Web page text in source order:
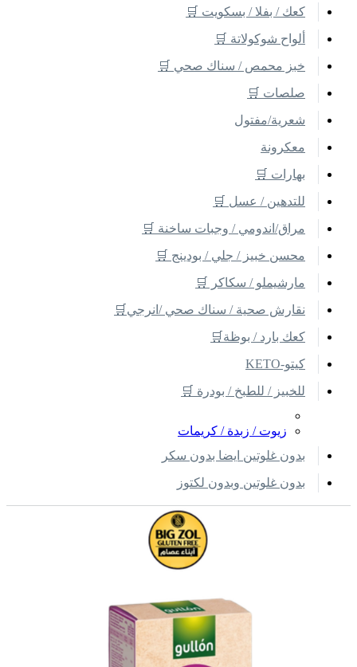
كعك / بفلا / بسكويت 🛒
ألواح شوكولاتة 🛒
خبز محمص / سناك صحي 🛒
صلصات 🛒
شعرية/مفتول
معكرونة
بهارات 🛒
للتدهين / عسل 🛒
مراق/اندومي / وجبات ساخنة 🛒
محسن خبيز / جلي / بودينج 🛒
مارشيملو / سكاكر 🛒
نقارش صحية / سناك صحي /انرجي🛒
كعك بارد / بوظة🛒
كيتو-KETO
للخبيز / للطبخ / بودرة 🛒
زيوت / زبدة / كريمات
بدون غلوتين ايضا بدون سكر
بدون غلوتين وبدون لكتوز